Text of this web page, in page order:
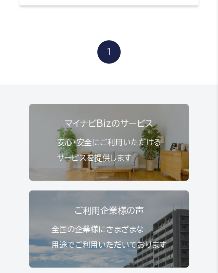
1
マイナビBizのサービス
安心・安全にご利用いただける
サービスを提供します
ご利用企業様の声
全国の企業様にさまざまな
用途でご利用いただいております